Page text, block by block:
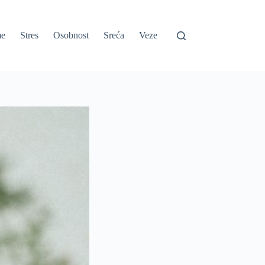
Stres Osobnost Sreća Veze